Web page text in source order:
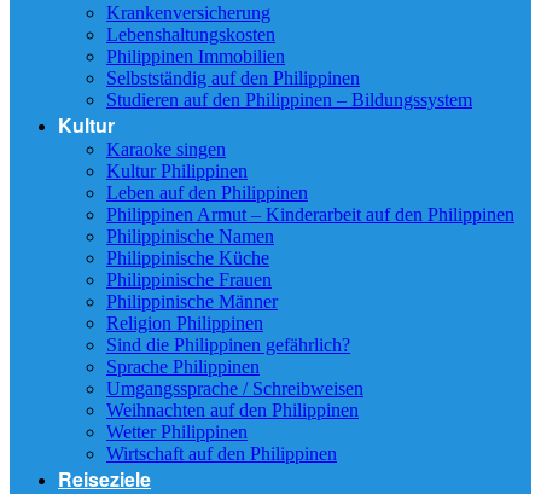
Krankenversicherung
Lebenshaltungskosten
Philippinen Immobilien
Selbstständig auf den Philippinen
Studieren auf den Philippinen – Bildungssystem
Kultur
Karaoke singen
Kultur Philippinen
Leben auf den Philippinen
Philippinen Armut – Kinderarbeit auf den Philippinen
Philippinische Namen
Philippinische Küche
Philippinische Frauen
Philippinische Männer
Religion Philippinen
Sind die Philippinen gefährlich?
Sprache Philippinen
Umgangssprache / Schreibweisen
Weihnachten auf den Philippinen
Wetter Philippinen
Wirtschaft auf den Philippinen
Reiseziele